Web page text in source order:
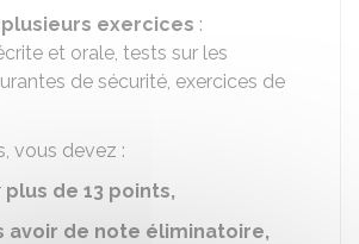
plusieurs exercices :
et orale, tests sur les
de sécurité, exercices de
vous devez :
plus de 13 points,
avoir de note éliminatoire,